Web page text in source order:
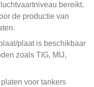
bereikt.
de productie van
plaat is beschikbaar
zoals TIG, MIJ,
voor tankers